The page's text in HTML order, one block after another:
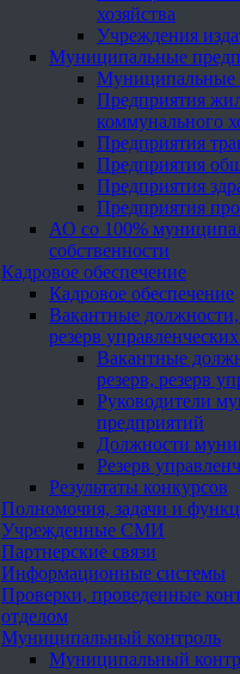
хозяйства
Учреждения
Муниципальные
Муниципальные
Предприятия
коммунального
Предприятия
Предприятия
Предприятия
Предприятия
АО со 100%
собственности
Кадровое обеспечение
Кадровое обеспечение
Вакантные
резерв
Вакантные
резерв, резерв
Руководители
предприятий
Должности
Резерв
Результаты конкурсов
Полномочия, задачи и
Учрежденные СМИ
Партнерские связи
Информационные системы
Проверки, проведенные
отделом
Муниципальный контроль
Муниципальный